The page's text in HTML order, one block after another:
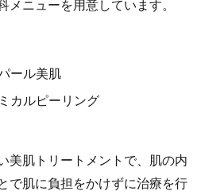
メニューを用意しています。
ール美肌
カルピーリング
美肌トリートメントで、肌の内
で肌に負担をかけずに治療を行